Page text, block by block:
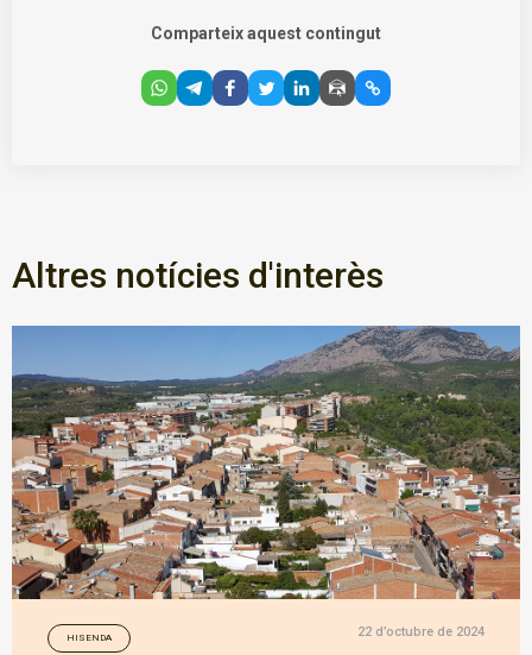
Comparteix aquest contingut
Altres notícies d'interès
HISENDA 22 d’octubre de 2024